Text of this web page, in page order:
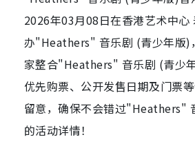
2026年03月08日在香港艺术中心
办"Heathers" 音乐剧 (青少年版
家整合"Heathers" 音乐剧 (青少
优先购票、公开发售日期及门票
留意，确保不会错过"Heathers"
的活动详情！